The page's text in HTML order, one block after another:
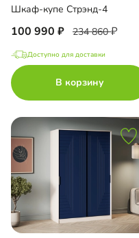
Шкаф-купе Стрэнд-4
100 990 234 860
Доступно для доставки
В корзину